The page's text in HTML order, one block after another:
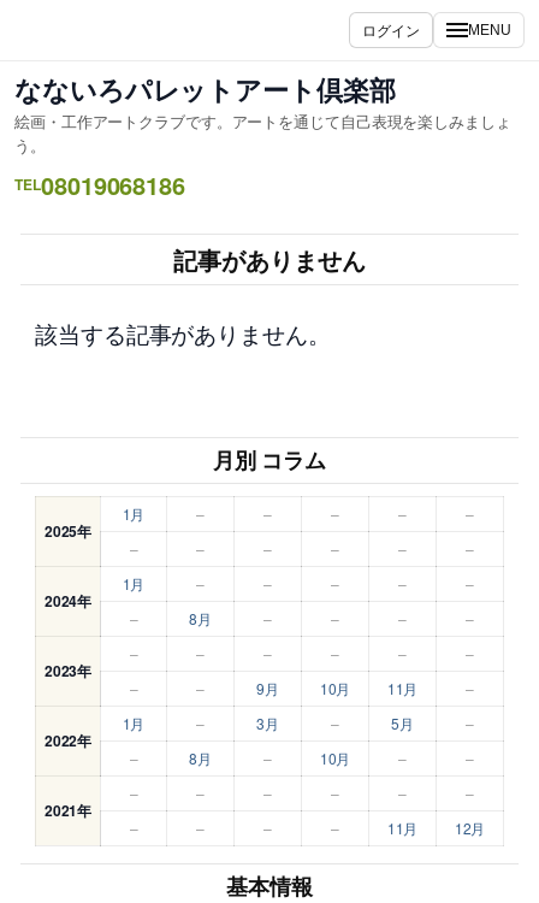
ス
キ
プ
ログイン MENU
なないろパレットアート倶楽部
絵画・工作アートクラブです。アートを通じて自己表現を楽しみましょ
う。
TEL08019068186
記事がありません
該当する記事がありません。
月別 コラム
2025年
1月 – – – –
–
–
– – – – –
2024年
1月 – – – –
–
–
8月 – – – –
2023年
– – – – –
–
–
– 9月 10月 11月 –
2022年
1月 – 3月 – 5月
–
–
8月 – 10月 – –
2021年
– – – – –
–
–
– – – 11月 12月
基本情報